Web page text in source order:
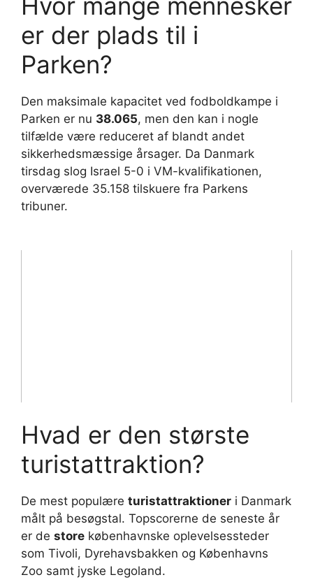
er der plads til i
Parken?
Den maksimale kapacitet ved fodboldkampe i
Parken er nu 38.065, men den kan i nogle
tilfælde være reduceret af blandt andet
sikkerhedsmæssige årsager. Da Danmark
tirsdag slog Israel 5-0 i VM-kvalifikationen,
overværede 35.158 tilskuere fra Parkens
tribuner.
Hvad er den største
turistattraktion?
De mest populære turistattraktioner i Danmark
målt på besøgstal. Topscorerne de seneste år
er de store københavnske oplevelsessteder
som Tivoli, Dyrehavsbakken og Københavns
Zoo samt jyske Legoland.